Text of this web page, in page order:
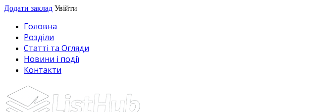
Додати заклад Увійти
Головна
Розділи
Статті та Огляди
Новини і події
Контакти